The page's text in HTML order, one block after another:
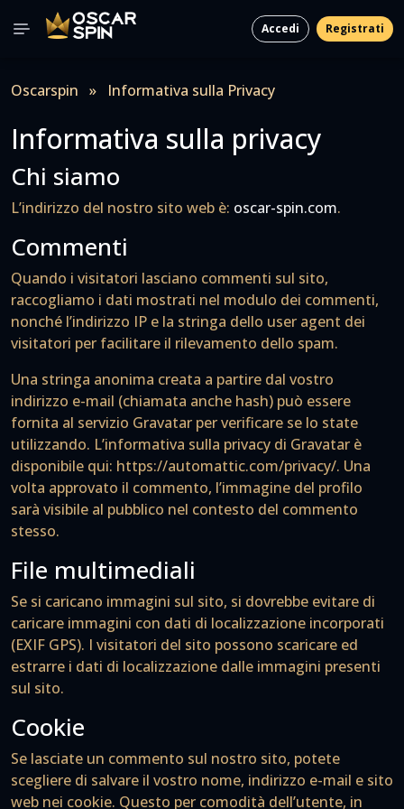
Accedi Registrati
Oscarspin » Informativa sulla Privacy
Informativa sulla privacy
Chi siamo
L’indirizzo del nostro sito web è: oscar-spin.com.
Commenti
Quando i visitatori lasciano commenti sul sito,
raccogliamo i dati mostrati nel modulo dei commenti,
nonché l’indirizzo IP e la stringa dello user agent dei
visitatori per facilitare il rilevamento dello spam.
Una stringa anonima creata a partire dal vostro
indirizzo e-mail (chiamata anche hash) può essere
fornita al servizio Gravatar per verificare se lo state
utilizzando. L’informativa sulla privacy di Gravatar è
disponibile qui: https://automattic.com/privacy/. Una
volta approvato il commento, l’immagine del profilo
sarà visibile al pubblico nel contesto del commento
stesso.
File multimediali
Se si caricano immagini sul sito, si dovrebbe evitare di
caricare immagini con dati di localizzazione incorporati
(EXIF GPS). I visitatori del sito possono scaricare ed
estrarre i dati di localizzazione dalle immagini presenti
sul sito.
Cookie
Se lasciate un commento sul nostro sito, potete
scegliere di salvare il vostro nome, indirizzo e-mail e sito
web nei cookie. Questo per comodità dell’utente, in